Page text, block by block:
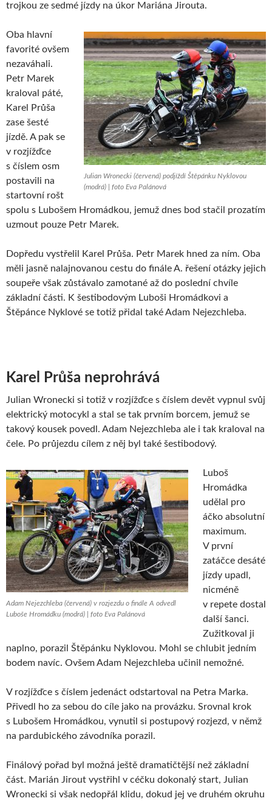
trojkou ze sedmé jízdy na úkor Mariána Jirouta.
Julian Wronecki (červená) podjíždí Štěpánku Nyklovou
(modrá) | foto Eva Palánová
Oba hlavní
favorité ovšem
nezaváhali.
Petr Marek
kraloval páté,
Karel Průša
zase šesté
jízdě. A pak se
v rozjížďce
s číslem osm
postavili na
startovní rošt
spolu s Lubošem Hromádkou, jemuž dnes bod stačil prozatím
uzmout pouze Petr Marek.
Dopředu vystřelil Karel Průša. Petr Marek hned za ním. Oba
měli jasně nalajnovanou cestu do finále A. řešení otázky jejich
soupeře však zůstávalo zamotané až do poslední chvíle
základní části. K šestibodovým Luboši Hromádkovi a
Štěpánce Nyklové se totiž přidal také Adam Nejezchleba.
Karel Průša neprohrává
Julian Wronecki si totiž v rozjížďce s číslem devět vypnul svůj
elektrický motocykl a stal se tak prvním borcem, jemuž se
takový kousek povedl. Adam Nejezchleba ale i tak kraloval na
čele. Po průjezdu cílem z něj byl také šestibodový.
Adam Nejezchleba (červená) v rozjezdu o finále A odvedl
Luboše Hromádku (modrá) | foto Eva Palánová
Luboš
Hromádka
udělal pro
áčko absolutní
maximum.
V první
zatáčce desáté
jízdy upadl,
nicméně
v repete dostal
další šanci.
Zužitkoval ji
naplno, porazil Štěpánku Nyklovou. Mohl se chlubit jedním
bodem navíc. Ovšem Adam Nejezchleba učinil nemožné.
V rozjížďce s číslem jedenáct odstartoval na Petra Marka.
Přivedl ho za sebou do cíle jako na provázku. Srovnal krok
s Lubošem Hromádkou, vynutil si postupový rozjezd, v němž
na pardubického závodníka porazil.
Finálový pořad byl možná ještě dramatičtější než základní
část. Marián Jirout vystřihl v céčku dokonalý start, Julian
Wronecki si však nedopřál klidu, dokud jej ve druhém okruhu